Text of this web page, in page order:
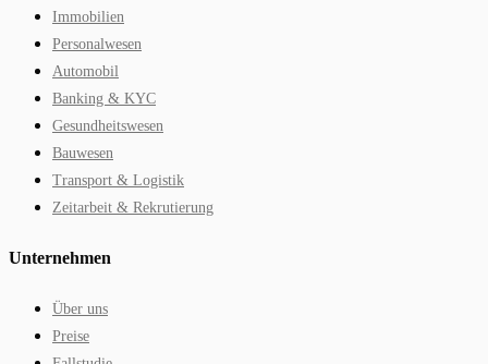
Immobilien
Personalwesen
Automobil
Banking & KYC
Gesundheitswesen
Bauwesen
Transport & Logistik
Zeitarbeit & Rekrutierung
Unternehmen
Über uns
Preise